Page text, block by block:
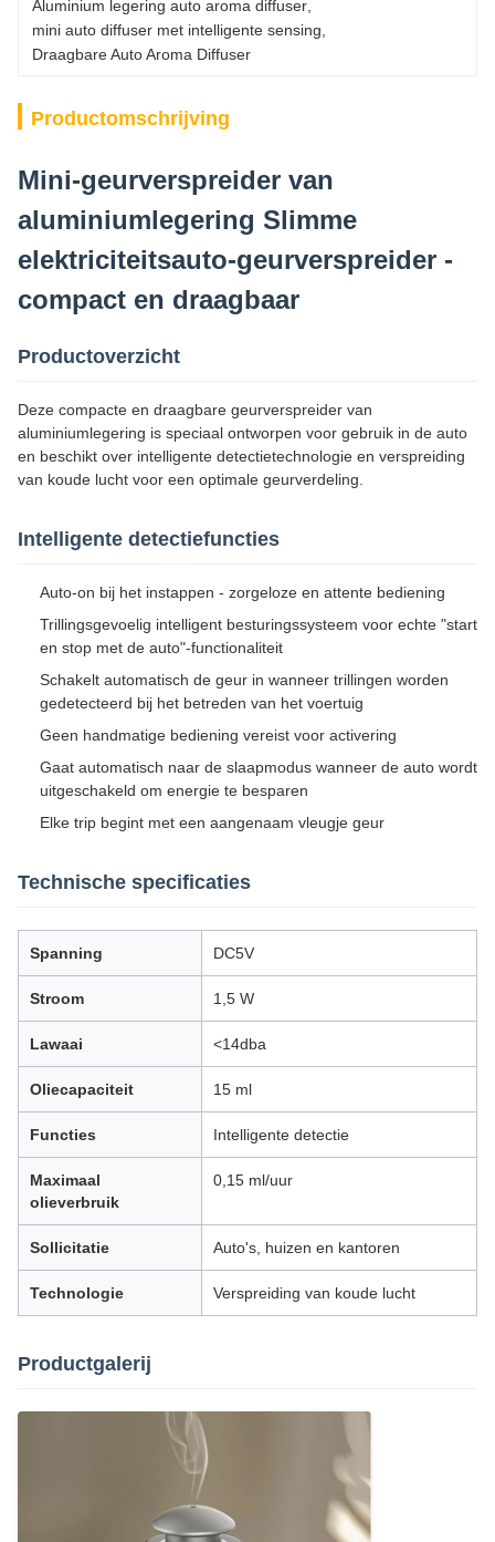
Aluminium legering auto aroma diffuser
mini auto diffuser met intelligente sensing
Draagbare Auto Aroma Diffuser
Productomschrijving
Mini-geurverspreider van
aluminiumlegering Slimme
elektriciteitsauto-geurverspreider -
compact en draagbaar
Productoverzicht
Deze compacte en draagbare geurverspreider van
aluminiumlegering is speciaal ontworpen voor gebruik in de auto
en beschikt over intelligente detectietechnologie en verspreiding
van koude lucht voor een optimale geurverdeling.
Intelligente detectiefuncties
Auto-on bij het instappen - zorgeloze en attente bediening
Trillingsgevoelig intelligent besturingssysteem voor echte "start
en stop met de auto"-functionaliteit
Schakelt automatisch de geur in wanneer trillingen worden
gedetecteerd bij het betreden van het voertuig
Geen handmatige bediening vereist voor activering
Gaat automatisch naar de slaapmodus wanneer de auto wordt
uitgeschakeld om energie te besparen
Elke trip begint met een aangenaam vleugje geur
Technische specificaties
Spanning DC5V
Stroom 1,5 W
Lawaai <14dba
Oliecapaciteit 15 ml
Functies Intelligente detectie
Maximaal
olieverbruik
0,15 ml/uur
Sollicitatie Auto's, huizen en kantoren
Technologie Verspreiding van koude lucht
Productgalerij